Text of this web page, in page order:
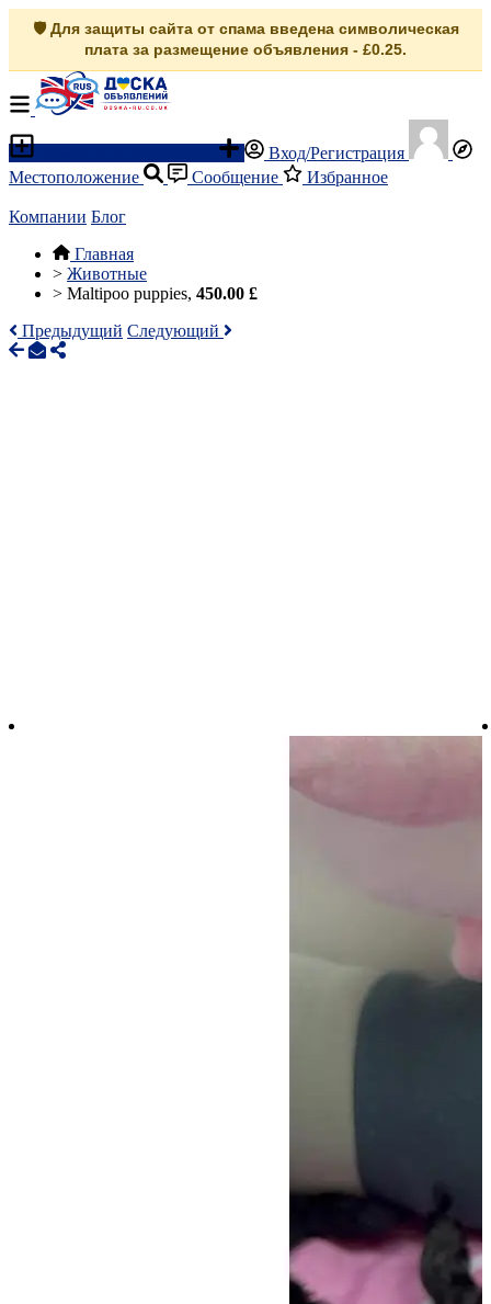
🛡️ Для защиты сайта от спама введена символическая
плата за размещение объявления - £0.25.
Вход/Регистрация
Местоположение
Сообщение Избранное
Компании Блог
Главная
> Животные
> Maltipoo puppies, 450.00 £
Предыдущий Следующий